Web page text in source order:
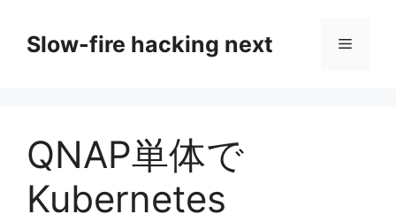
Slow-fire hacking next メ
QNAP単体で
Kubernetes